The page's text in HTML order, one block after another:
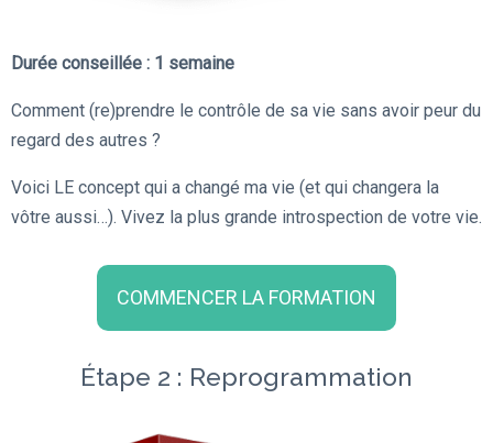
Durée conseillée : 1 semaine
Comment (re)prendre le contrôle de sa vie sans avoir peur du
regard des autres ?
Voici LE concept qui a changé ma vie (et qui changera la
vôtre aussi…). Vivez la plus grande introspection de votre vie.
COMMENCER LA FORMATION
Étape 2 : Reprogrammation